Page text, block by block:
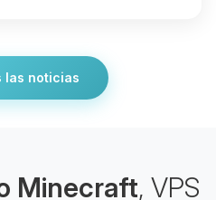
las noticias
Minecraft, VPS